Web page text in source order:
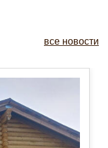
все новости